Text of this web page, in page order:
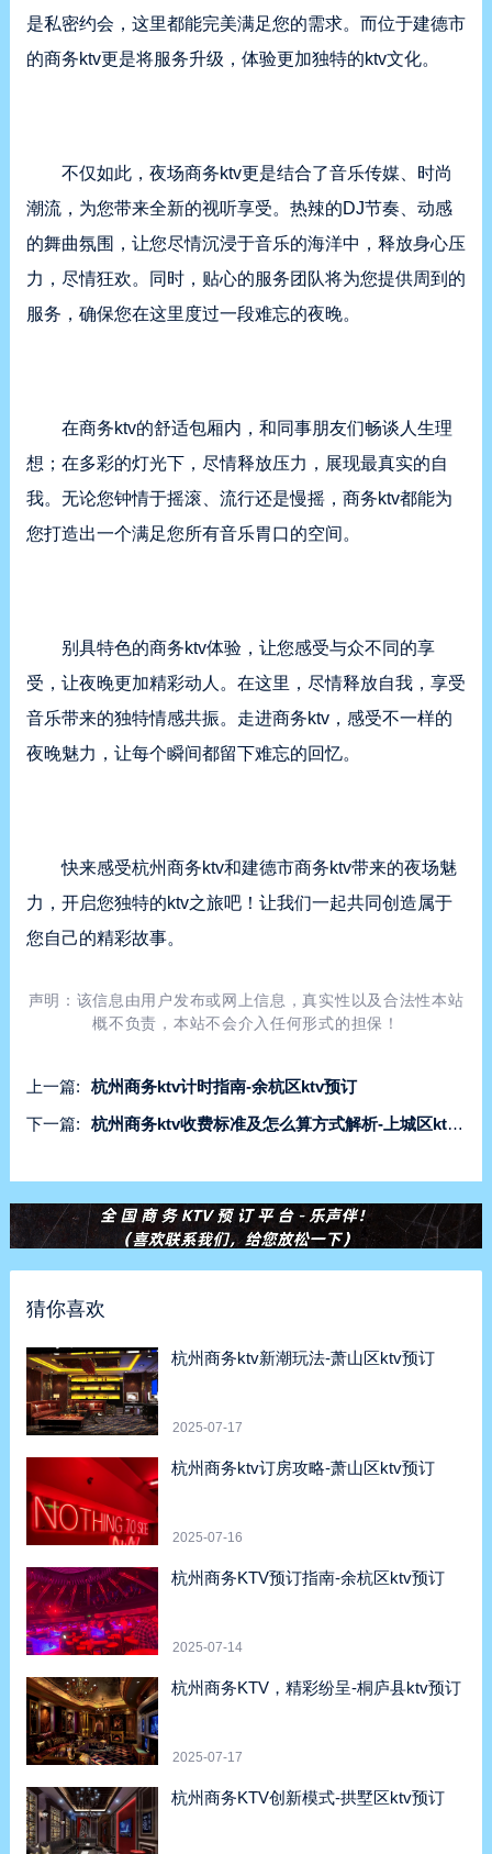
是私密约会，这里都能完美满足您的需求。而位于建德市
的商务ktv更是将服务升级，体验更加独特的ktv文化。
不仅如此，夜场商务ktv更是结合了音乐传媒、时尚
潮流，为您带来全新的视听享受。热辣的DJ节奏、动感
的舞曲氛围，让您尽情沉浸于音乐的海洋中，释放身心压
力，尽情狂欢。同时，贴心的服务团队将为您提供周到的
服务，确保您在这里度过一段难忘的夜晚。
在商务ktv的舒适包厢内，和同事朋友们畅谈人生理
想；在多彩的灯光下，尽情释放压力，展现最真实的自
我。无论您钟情于摇滚、流行还是慢摇，商务ktv都能为
您打造出一个满足您所有音乐胃口的空间。
别具特色的商务ktv体验，让您感受与众不同的享
受，让夜晚更加精彩动人。在这里，尽情释放自我，享受
音乐带来的独特情感共振。走进商务ktv，感受不一样的
夜晚魅力，让每个瞬间都留下难忘的回忆。
快来感受杭州商务ktv和建德市商务ktv带来的夜场魅
力，开启您独特的ktv之旅吧！让我们一起共同创造属于
您自己的精彩故事。
声明：该信息由用户发布或网上信息，真实性以及合法性本站
概不负责，本站不会介入任何形式的担保！
上一篇:
杭州商务ktv计时指南-余杭区ktv预订
下一篇:
杭州商务ktv收费标准及怎么算方式解析-上城区ktv预订
猜你喜欢
杭州商务ktv新潮玩法-萧山区ktv预订
2025-07-17
杭州商务ktv订房攻略-萧山区ktv预订
2025-07-16
杭州商务KTV预订指南-余杭区ktv预订
2025-07-14
杭州商务KTV，精彩纷呈-桐庐县ktv预订
2025-07-17
杭州商务KTV创新模式-拱墅区ktv预订